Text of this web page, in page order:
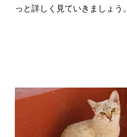
っと詳しく見ていきましょう。